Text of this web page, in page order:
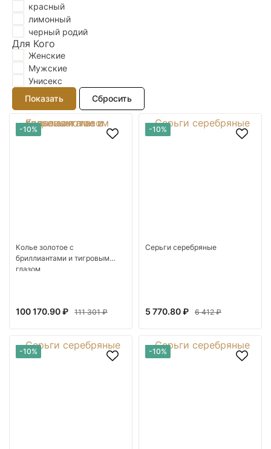
красный
лимонный
черный родий
Для Кого
Женские
Мужские
Унисекс
-10%
Колье золотое с
бриллиантами и тигровым
глазом
100 170.90 ₽ 111 301 ₽
-10%
Серьги серебряные
5 770.80 ₽ 6 412 ₽
-10% -10%